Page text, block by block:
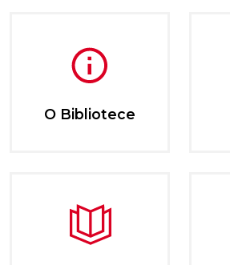
O Bibliotece